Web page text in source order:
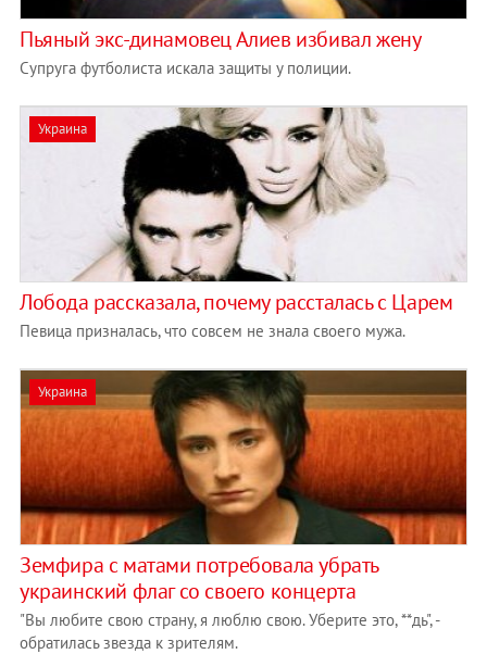
Пьяный экс-динамовец Алиев избивал жену
Супруга футболиста искала защиты у полиции.
Украина
Лобода рассказала, почему рассталась с Царем
Певица призналась, что совсем не знала своего мужа.
Украина
Земфира с матами потребовала убрать
украинский флаг со своего концерта
"Вы любите свою страну, я люблю свою. Уберите это, **дь", -
обратилась звезда к зрителям.